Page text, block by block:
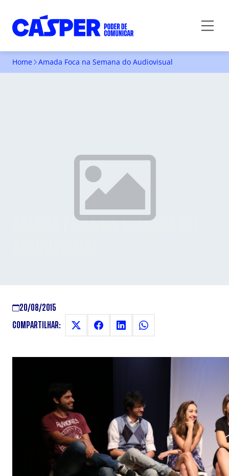
Home Amada Foca na Semana do Audiovisual
AMADA FOCA NA SEMANA DO
20/08/2015
COMPARTILHAR: